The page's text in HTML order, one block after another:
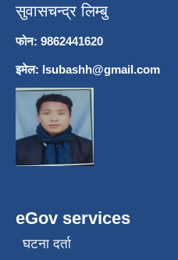
सुवासचन्द्र लिम्बु
फोन: 9862441620
इमेल: lsubashh@gmail.com
eGov services
घटना दर्ता